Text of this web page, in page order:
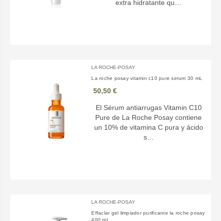
extra hidratante qu…
LA ROCHE-POSAY
La roche posay vitamin c10 pure serum 30 mL
50,50 €
El Sérum antiarrugas Vitamin C10
Pure de La Roche Posay contiene
un 10% de vitamina C pura y ácido
s…
LA ROCHE-POSAY
Effaclar gel limpiador purificante la roche posay
400 mL